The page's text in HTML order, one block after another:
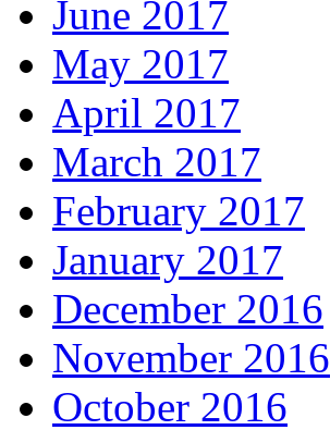
June 2017
May 2017
April 2017
March 2017
February 2017
January 2017
December 2016
November 2016
October 2016